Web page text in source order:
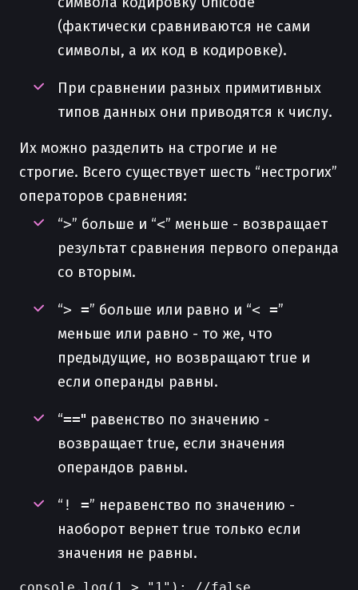
(фактически сравниваются не сами
символы, а их код в кодировке).
При сравнении разных примитивных
типов данных они приводятся к числу.
Их можно разделить на строгие и не
строгие. Всего существует шесть “нестрогих”
операторов сравнения:
“>” больше и “<” меньше - возвращает
результат сравнения первого операнда
со вторым.
“> =” больше или равно и “< =”
меньше или равно - то же, что
предыдущие, но возвращают true и
если операнды равны.
“==" равенство по значению -
возвращает true, если значения
операндов равны.
“ ! =” неравенство по значению -
наоборот вернет true только если
значения не равны.